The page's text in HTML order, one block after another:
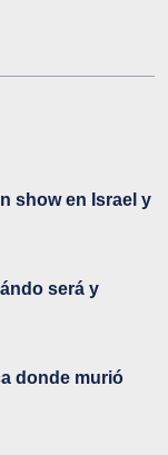
show en Israel y
será y
donde murió